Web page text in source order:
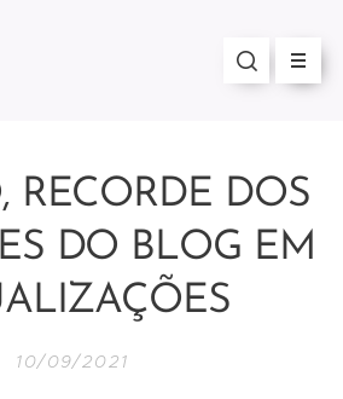
RECORDE DOS
DO BLOG EM
10/09/2021